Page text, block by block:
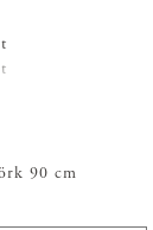
90 cm